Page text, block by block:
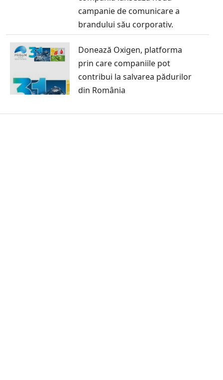
campanie de comunicare a
brandului său corporativ.
Donează Oxigen, platforma
prin care companiile pot
contribui la salvarea pădurilor
din România